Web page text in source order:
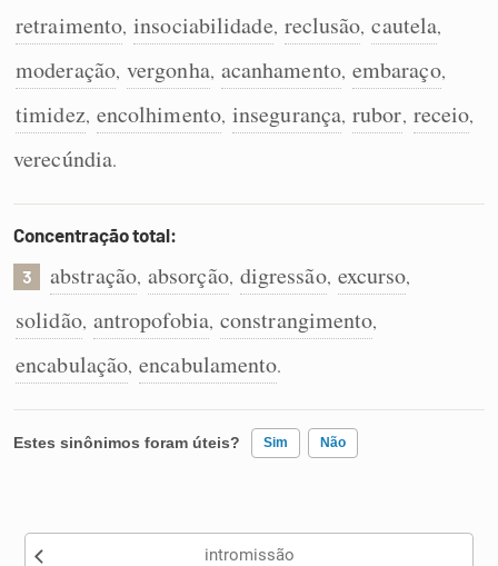
retraimento, insociabilidade, reclusão, cautela,
moderação, vergonha, acanhamento, embaraço,
timidez, encolhimento, insegurança, rubor, receio,
verecúndia.
Concentração total:
3 abstração, absorção, digressão, excurso,
solidão, antropofobia, constrangimento,
encabulação, encabulamento.
Estes sinônimos foram úteis? Sim Não
Nenhum dos sinônimos apresentados me ajudou
intromissão